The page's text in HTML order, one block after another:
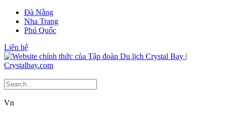
Đà Nẵng
Nha Trang
Phú Quốc
Liên hệ
Vn